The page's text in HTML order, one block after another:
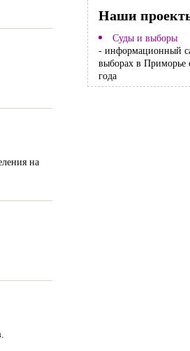
на
Наши
Суды и выборы
- информационный
выборах в Приморье
года